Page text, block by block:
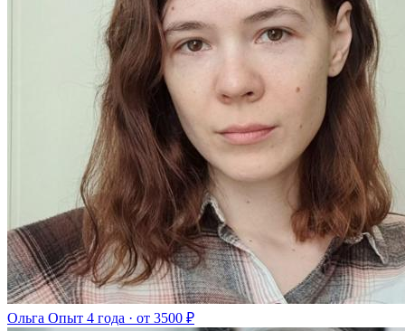
Ольга Опыт 4 года · от 3500 ₽